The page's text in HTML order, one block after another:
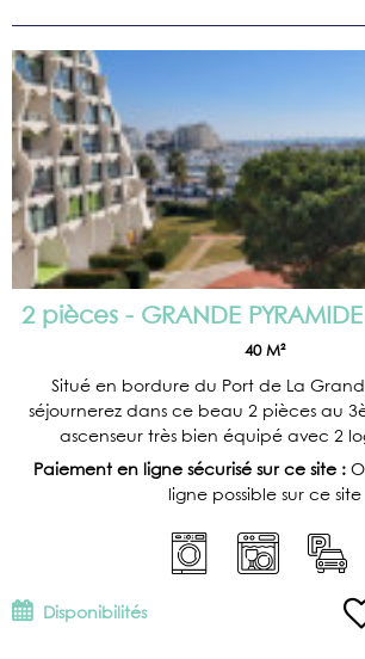
2 pièces - GRANDE
40 M²
Situé en bordure du Port de La
séjournerez dans ce beau 2 pièces au
ascenseur très bien équipé avec 2
Paiement en ligne sécurisé sur ce site :
ligne possible sur ce site
Disponibilités